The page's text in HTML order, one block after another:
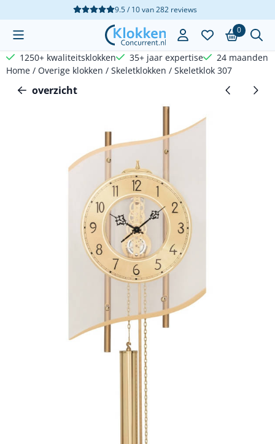
Cookievoorkeuren zijn beschikbaar. Kies instellingen of sta
9.5 / 10van282reviews
0
1250+ kwaliteitsklokken 35+ jaar expertise
24 maanden
Home / Overige klokken / Skeletklokken / Skeletklok 307
overzicht